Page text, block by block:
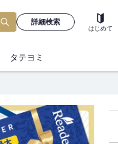
詳細検索
はじめて
タテヨミ